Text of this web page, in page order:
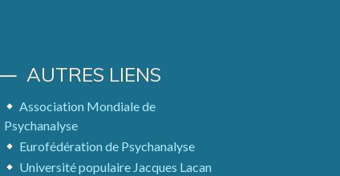
AUTRES LIENS
Association Mondiale de
Psychanalyse
Eurofédération de Psychanalyse
Université populaire Jacques Lacan